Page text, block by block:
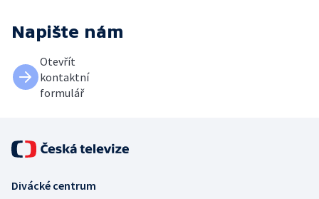
Napište nám
Otevřít
kontaktní
formulář
Divácké centrum